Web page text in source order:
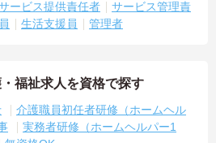
＞
どの資格や実務経験、夜勤回数がしっ
期的なキャリア形成が可能です
ービス提供責任者
サービス管理責
生活支援員 管理者
福祉求人を資格で探す
介護職員初任者研修（ホームヘル
実務者研修（ホームヘルパー1